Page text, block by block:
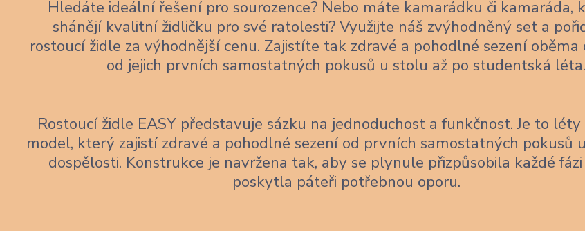
Hledáte ideální řešení pro sourozence? Nebo máte kamarádku či kamaráda,
shánějí kvalitní židličku pro své ratolesti? Využijte náš zvýhodněný set a
rostoucí židle za výhodnější cenu. Zajistíte tak zdravé a pohodlné sezení
od jejich prvních samostatných pokusů u stolu až po studentská léta.
Rostoucí židle EASY představuje sázku na jednoduchost a funkčnost. Je to
model, který zajistí zdravé a pohodlné sezení od prvních samostatných pokusů
dospělosti. Konstrukce je navržena tak, aby se plynule přizpůsobila každé
poskytla páteři potřebnou oporu.